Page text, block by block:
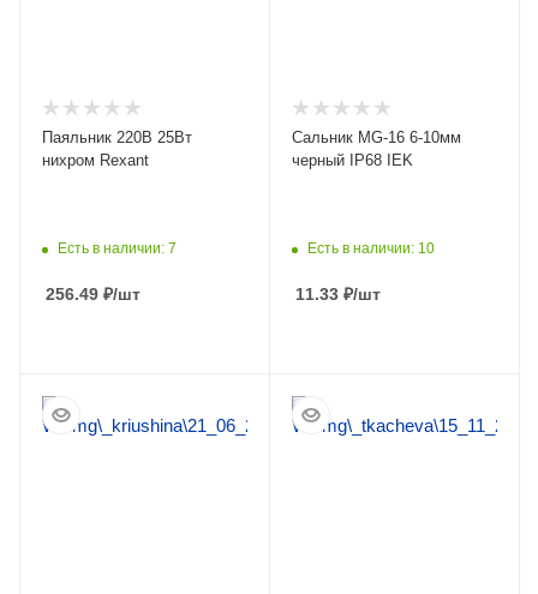
Паяльник 220В 25Вт
нихром Rexant
Есть в наличии: 7
256.49 ₽/шт
Сальник MG-16 6-10мм
черный IP68 IEK
Есть в наличии: 10
11.33 ₽/шт